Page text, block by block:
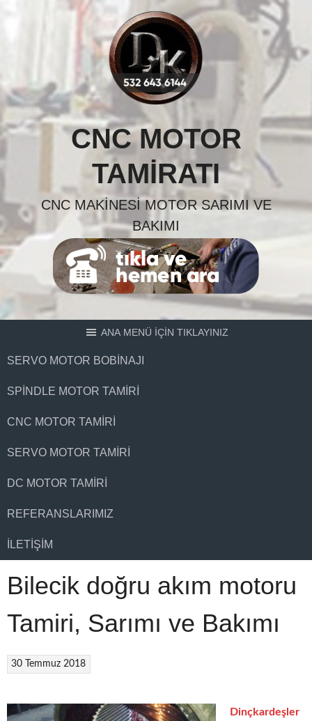
CNC MOTOR
TAMIRATI
CNC MAKINESI MOTOR SARIMI VE
BAKIMI
ANA MENÜ İÇİN TIKLAYINIZ
SERVO MOTOR BOBINAJI
SPINDLE MOTOR TAMIRI
CNC MOTOR TAMIRI
SERVO MOTOR TAMIRI
DC MOTOR TAMIRI
REFERANSLARIMIZ
İLETIŞIM
Bilecik doğru akım motoru
Tamiri, Sarımı ve Bakımı
30 Temmuz 2018
Dinçkardeşler